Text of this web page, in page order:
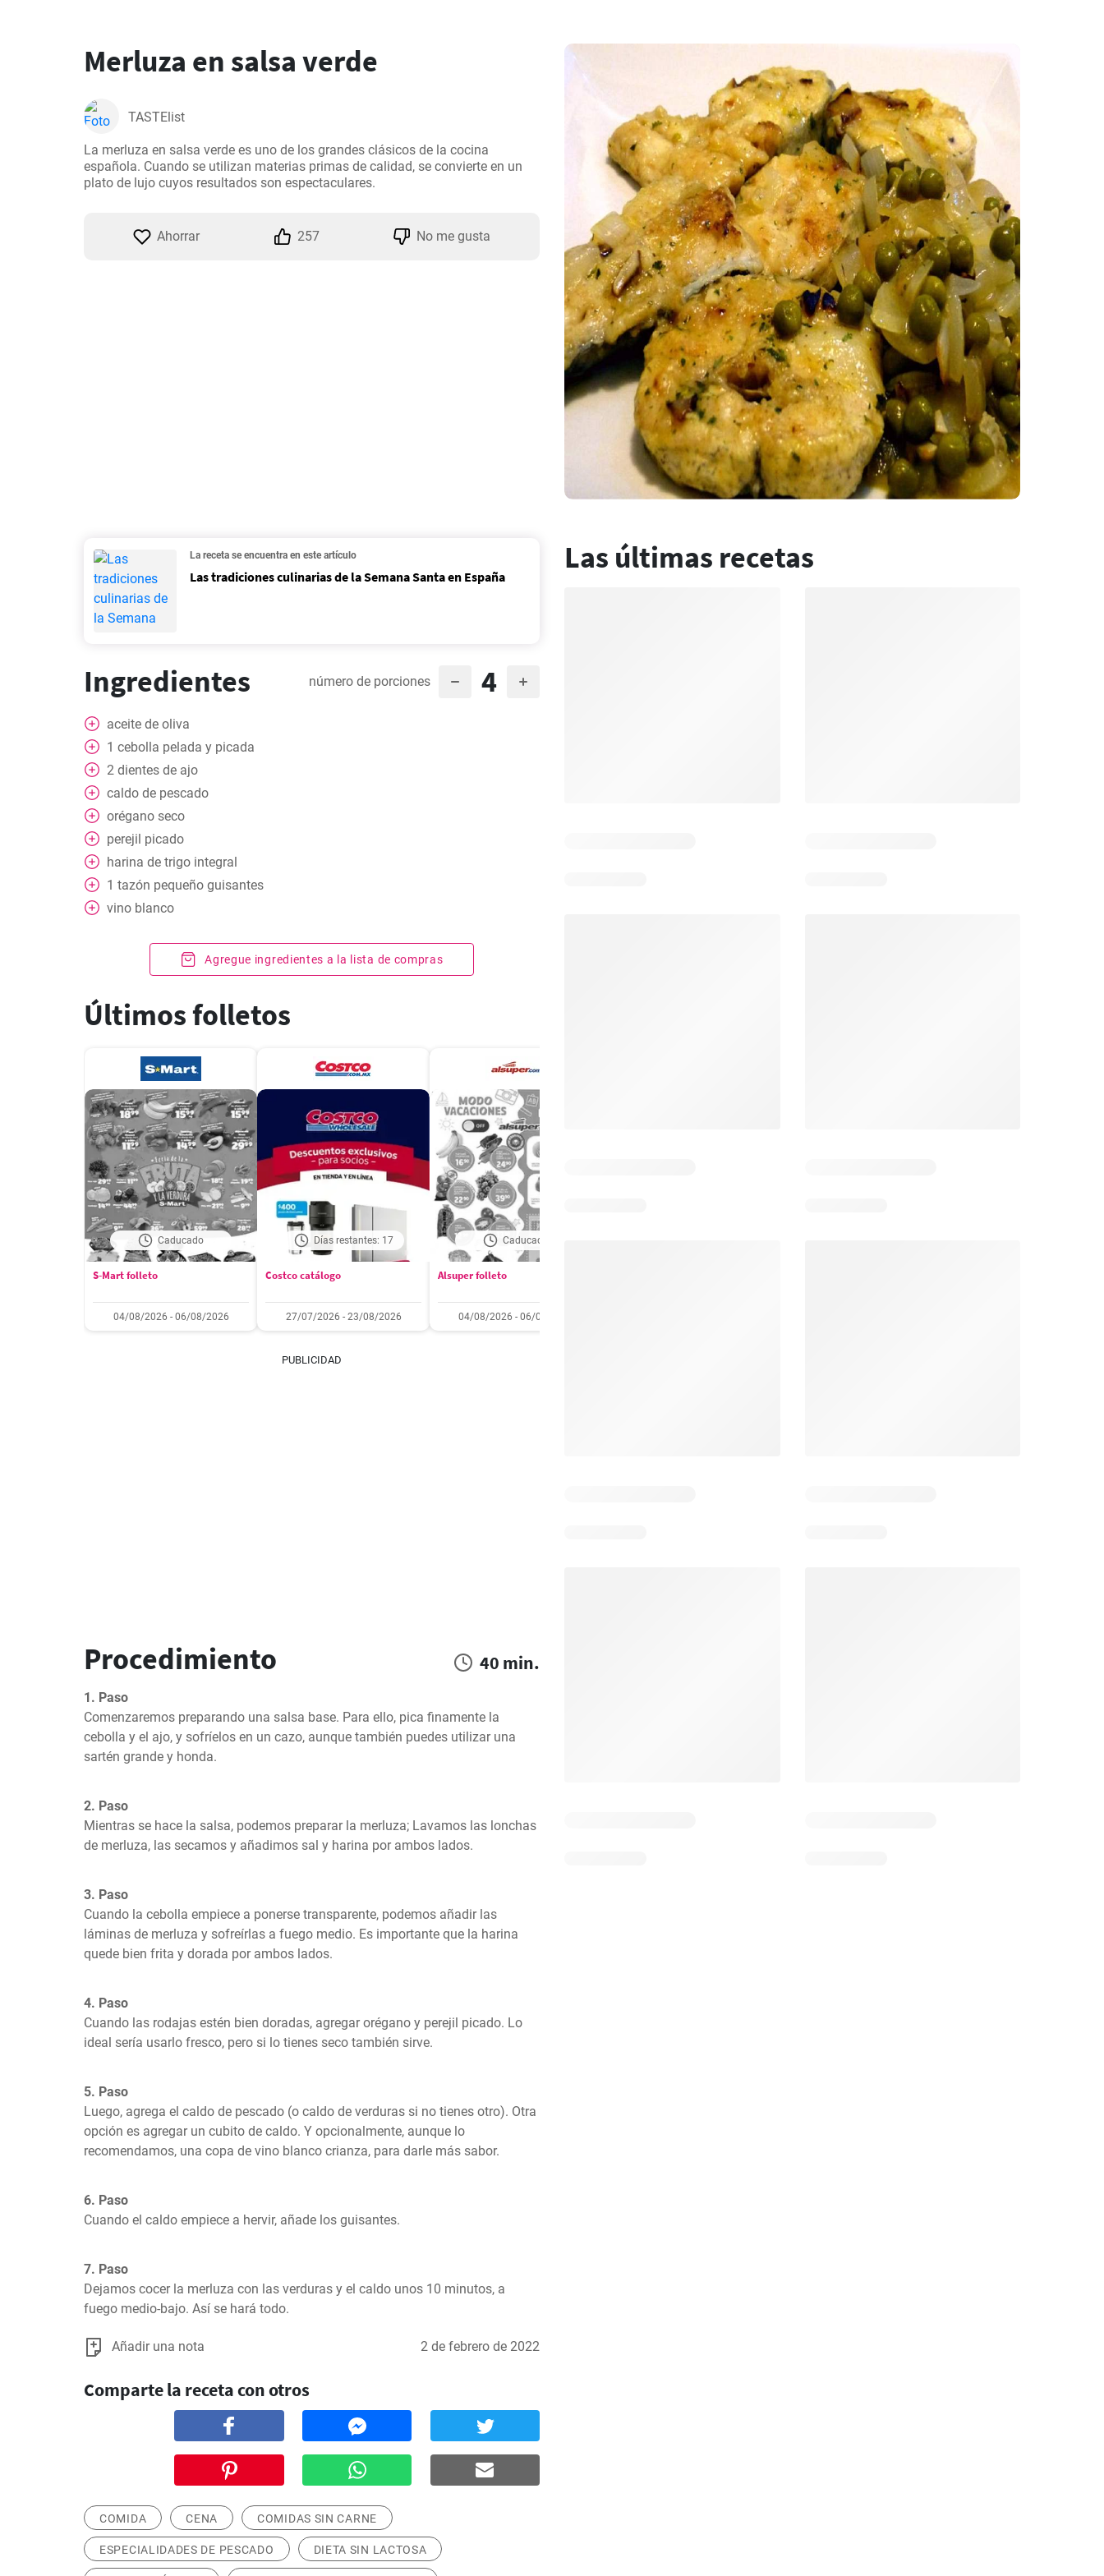
Merluza en salsa verde
TASTElist
La merluza en salsa verde es uno de los grandes clásicos de la cocina
española. Cuando se utilizan materias primas de calidad, se convierte en un
plato de lujo cuyos resultados son espectaculares.
Ahorrar 257 No me gusta
La receta se encuentra en este artículo
Las tradiciones culinarias de la Semana Santa en España
Ingredientes número de porciones 4
aceite de oliva
1 cebolla pelada y picada
2 dientes de ajo
caldo de pescado
orégano seco
perejil picado
harina de trigo integral
1 tazón pequeño guisantes
vino blanco
Agregue ingredientes a la lista de compras
Últimos folletos
Caducado
S-Mart folleto
04/08/2026 - 06/08/2026
Días restantes: 17
Costco catálogo
27/07/2026 - 23/08/2026
Caducado
Alsuper folleto
04/08/2026 - 06/08/2026
PUBLICIDAD
Procedimiento 40 min.
1. Paso
Comenzaremos preparando una salsa base. Para ello, pica finamente la
cebolla y el ajo, y sofríelos en un cazo, aunque también puedes utilizar una
sartén grande y honda.
2. Paso
Mientras se hace la salsa, podemos preparar la merluza; Lavamos las lonchas
de merluza, las secamos y añadimos sal y harina por ambos lados.
3. Paso
Cuando la cebolla empiece a ponerse transparente, podemos añadir las
láminas de merluza y sofreírlas a fuego medio. Es importante que la harina
quede bien frita y dorada por ambos lados.
4. Paso
Cuando las rodajas estén bien doradas, agregar orégano y perejil picado. Lo
ideal sería usarlo fresco, pero si lo tienes seco también sirve.
5. Paso
Luego, agrega el caldo de pescado (o caldo de verduras si no tienes otro). Otra
opción es agregar un cubito de caldo. Y opcionalmente, aunque lo
recomendamos, una copa de vino blanco crianza, para darle más sabor.
6. Paso
Cuando el caldo empiece a hervir, añade los guisantes.
7. Paso
Dejamos cocer la merluza con las verduras y el caldo unos 10 minutos, a
fuego medio-bajo. Así se hará todo.
Añadir una nota 2 de febrero de 2022
Comparte la receta con otros
COMIDA CENA COMIDAS SIN CARNE
ESPECIALIDADES DE PESCADO DIETA SIN LACTOSA
Las últimas recetas